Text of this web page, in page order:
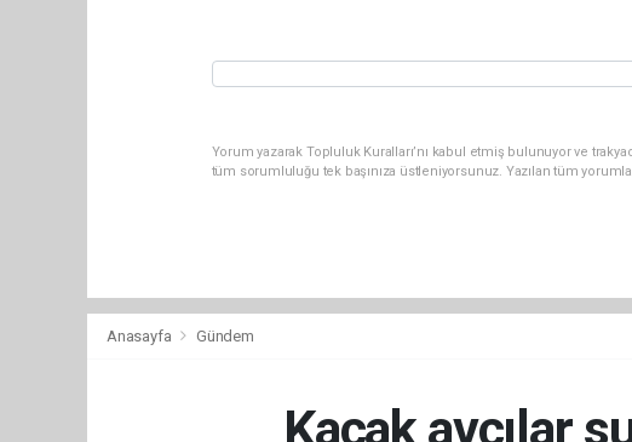
Yorum yazarak Topluluk Kuralları’nı kabul etmiş bulunuyor ve
tüm sorumluluğu tek başınıza üstleniyorsunuz. Yazılan tüm
Anasayfa Gündem
Kaçak avcılar